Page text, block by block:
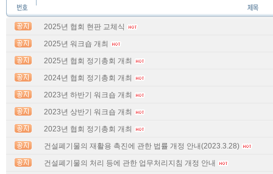
2025년 협회 현판 교체식
2025년 워크숍 개최
2025년 협회 정기총회 개최
2024년 협회 정기총회 개최
2023년 하반기 워크숍 개최
2023년 상반기 워크숍 개최
2023년 협회 정기총회 개최
건설폐기물의 재활용 촉진에 관한 법률 개정 안내(2023.3.28)
건설폐기물의 처리 등에 관한 업무처리지침 개정 안내